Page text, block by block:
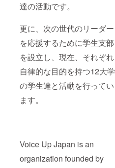
達の活動です。
更に、次の世代のリーダー
を応援するために学生支部
を設立し、現在、それぞれ
自律的な目的を持つ12大学
の学生達と活動を行ってい
ます。
Voice Up Japan is an
organization founded by